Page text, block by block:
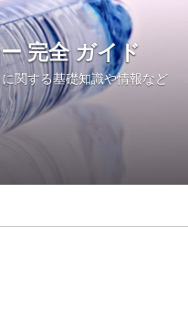
完全 ガイド
関する基礎知識や情報など